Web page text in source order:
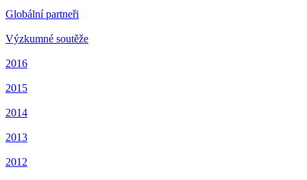
Globální partneři
Výzkumné soutěže
2016
2015
2014
2013
2012